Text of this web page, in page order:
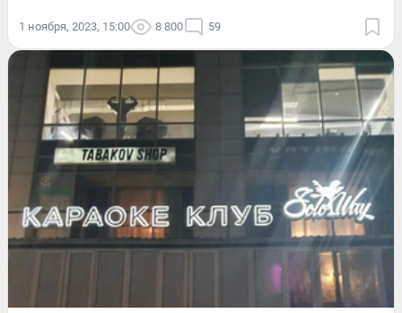
1 ноября, 2023, 15:00 8 800 59